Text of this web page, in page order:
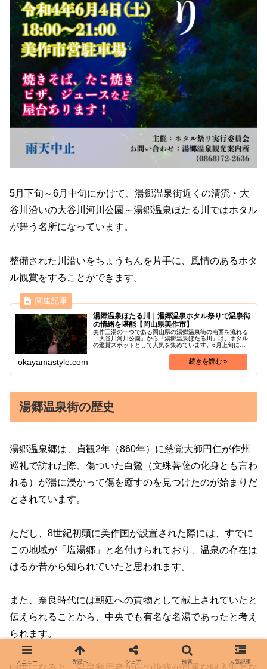
5月下旬～6月中旬にかけて、湯郷温泉街近くの清流・大
谷川沿いの大谷川河川公園～湯郷温泉ほたる川ではホタル
が舞う名所になっています。
整備された川沿いをちょうちんを片手に、風情のあるホタ
ル観賞をすることができます。
湯郷温泉ほたる川｜湯郷温泉ホタル祭りで温泉街
の情緒を堪能【岡山県美作市】
美作三湯の一つである岡山県の湯郷温泉街の南西を流れる
「大谷川河川公園」から「湯郷温泉ほたる川」は、ホタル
の鑑賞スポットとして人気を集めています。6月上旬には
タルと温泉情緒を堪能できます。大...
okayamastyle.com
湯郷温泉街の歴史
湯郷温泉郷は、貞観2年（860年）に慈覚大師円仁が作州
巡礼で訪れた際、傷ついた白鷺（文殊菩薩の化身とも言わ
れる）が湯に浸かって傷を癒すのを見つけたのが始まりだ
とされています。
ただし、8世紀初頭に美作国が設置された際には、すでに
この地域が「塩湯郷」と名付けられており、温泉の存在は
はるか昔から知られていたと思われます。
また、奈良時代には朝廷への貢物として献上されていたと
伝えられることから、中央でも有名な名湯であったと考え
られます。
メニュー 先頭へ シェア 検索 人気記事